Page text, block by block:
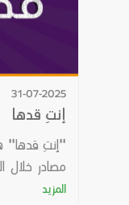
31-07-2025
إنتِ قدها
"إنتِ قدها"
مصادر خلال
المزيد